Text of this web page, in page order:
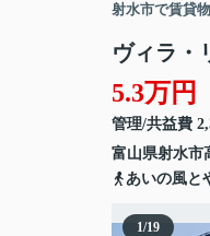
射水市で賃貸
ヴィラ
5.3万円
管理/共益費
富山県射水市
あいの風と
1/19